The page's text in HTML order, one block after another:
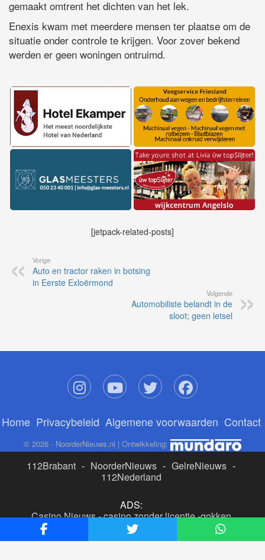
gemaakt omtrent het dichten van het lek.
Enexis kwam met meerdere mensen ter plaatse om de
situatie onder controle te krijgen. Voor zover bekend
werden er geen woningen ontruimd.
[jetpack-related-posts]
Vorige
Auto en tractor raken in botsing
in Eerste Exloërmond
Volgende
Automobiliste belandt in de
sloot; geen letsel
Home Privacybeleid Algemene voorwaarden Contact
© 2026 - NoorderNieuws.nl | Ontwikkeling:
112Brabant - NoorderNieuws - GelreNieuws -
112Nederland
ADS:
Casino Nieuws-casino zonder licentie-gokken
buitenlandse site
beste online casino nederland